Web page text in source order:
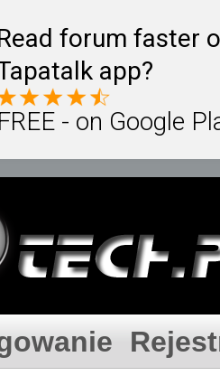
forum faster
app?
FREE - on Google